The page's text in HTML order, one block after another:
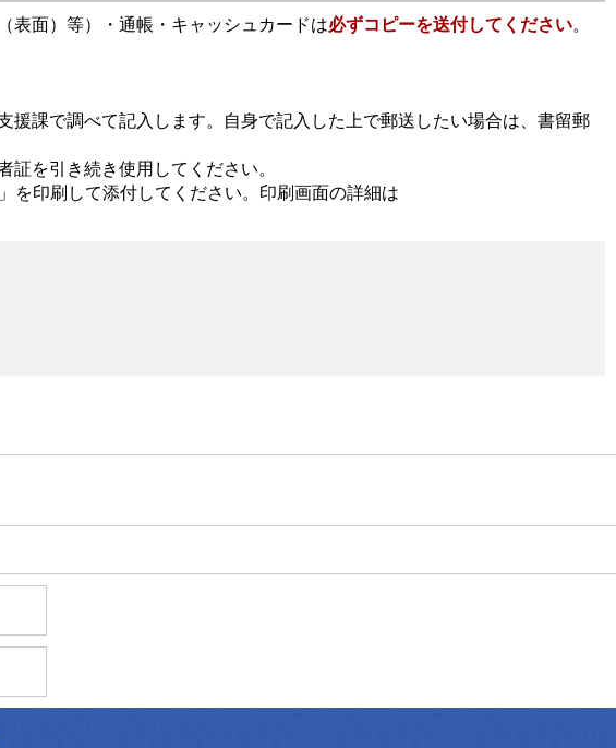
表面）等）・通帳・キャッシュカードは必ずコピーを送付してください。
課で調べて記入します。自身で記入した上で郵送したい場合は、書留郵
証を引き続き使用してください。
を印刷して添付してください。印刷画面の詳細は